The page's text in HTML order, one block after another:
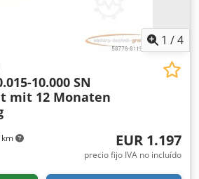
1 /4
10.000 SN
mit 12 Monaten
EUR 1.197
precio fijo IVA no incluído